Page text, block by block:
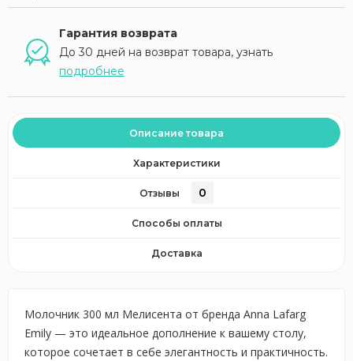
Гарантия возврата
До 30 дней на возврат товара, узнать
подробнее
Описание товара
Характеристики
Отзывы 0
Способы оплаты
Доставка
Молочник 300 мл Мелисента от бренда Anna Lafarg
Emily — это идеальное дополнение к вашему столу,
которое сочетает в себе элегантность и практичность.